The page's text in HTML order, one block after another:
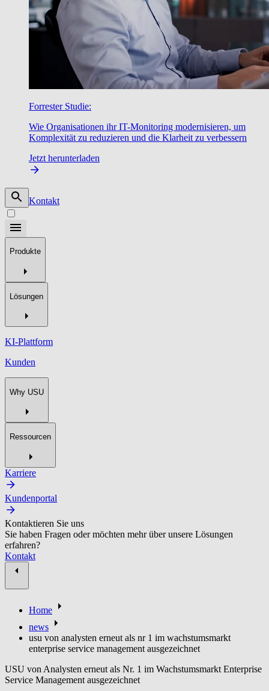
Forrester Studie:
Wie Organisationen ihr IT-Monitoring modernisieren, um
Komplexität zu reduzieren und die Klarheit zu verbessern
Jetzt herunterladen
Kontakt
Produkte
Lösungen
KI-Plattform
Kunden
Why USU
Ressourcen
Karriere
Kundenportal
Kontaktieren Sie uns
Sie haben Fragen oder möchten mehr über unsere Lösungen
erfahren?
Kontakt
Home
news
usu von analysten erneut als nr 1 im wachstumsmarkt
enterprise service management ausgezeichnet
USU von Analysten erneut als Nr. 1 im Wachstumsmarkt Enterprise
Service Management ausgezeichnet